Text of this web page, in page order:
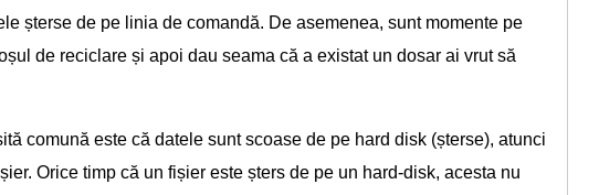
șterse de pe linia de comandă. De asemenea, sunt momente pe
de reciclare și apoi dau seama că a existat un dosar ai vrut să
comună este că datele sunt scoase de pe hard disk (șterse), atunci
Orice timp că un fișier este șters de pe un hard-disk, acesta nu